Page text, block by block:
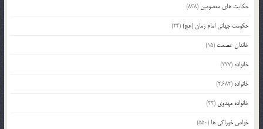
حکایت های معصومین (838)
حکومت جهانی امام زمان (عج)(24)
خاندان عصمت (15)
خانواده (227)
خانواده (2,682)
خانواده مهدوی (22)
خواص خوراکی ها (550)